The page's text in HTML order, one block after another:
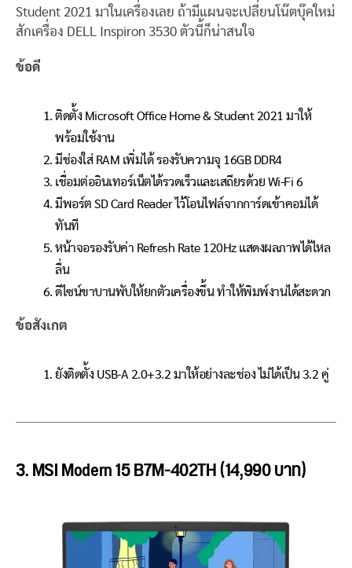
Student 2021 มาในเครื่องเลย ถ้ามีแผนจะเปลี่ยนโน๊ตบุ๊คใหม่
สักเครื่อง DELL Inspiron 3530 ตัวนี้ก็น่าสนใจ
ข้อดี
ติดตั้ง Microsoft Office Home & Student 2021 มาให้
พร้อมใช้งาน
มีช่องใส่ RAM เพิ่มได้ รองรับความจุ 16GB DDR4
เชื่อมต่ออินเทอร์เน็ตได้รวดเร็วและเสถียรด้วย Wi-Fi 6
มีพอร์ต SD Card Reader ไว้โอนไฟล์จากการ์ดเข้าคอมได้
ทันที
หน้าจอรองรับค่า Refresh Rate 120Hz แสดงผลภาพได้ไหล
ลื่น
ดีไซน์ขาบานพับให้ยกตัวเครื่องขึ้น ทำให้พิมพ์งานได้สะดวก
ข้อสังเกต
ยังติดตั้ง USB-A 2.0+3.2 มาให้อย่างละช่อง ไม่ได้เป็น 3.2 คู่
3. MSI Modern 15 B7M-402TH (14,990 บาท)